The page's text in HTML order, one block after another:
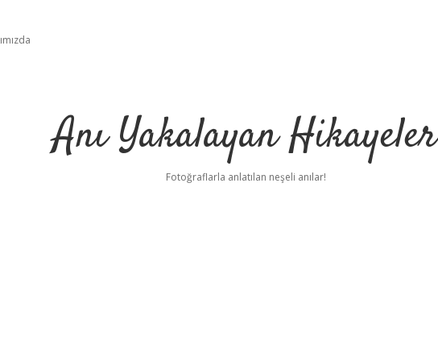
Anı Yakalayan Hikayeler
Fotoğraflarla anlatılan neşeli anılar!